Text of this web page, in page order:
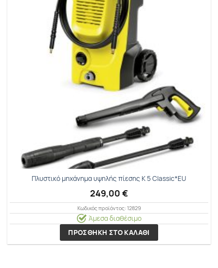
Πλυστικό μηχάνημα υψηλής πίεσης K 5 Classic*EU
249,00 €
Κωδικός προϊόντος: 12829
Άμεσα διαθέσιμο
ΠΡΟΣΘΗΚΗ ΣΤΟ ΚΑΛΑΘΙ